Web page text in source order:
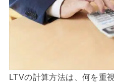
LTVの計算方法は、何を重